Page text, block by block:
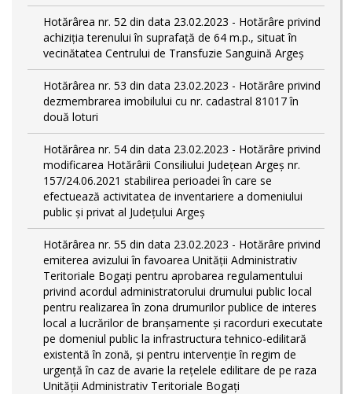
Hotărârea nr. 52 din data 23.02.2023 - Hotărâre privind
achiziția terenului în suprafață de 64 m.p., situat în
vecinătatea Centrului de Transfuzie Sanguină Argeș
Hotărârea nr. 53 din data 23.02.2023 - Hotărâre privind
dezmembrarea imobilului cu nr. cadastral 81017 în
două loturi
Hotărârea nr. 54 din data 23.02.2023 - Hotărâre privind
modificarea Hotărârii Consiliului Județean Argeș nr.
157/24.06.2021 stabilirea perioadei în care se
efectuează activitatea de inventariere a domeniului
public şi privat al Judeţului Argeş
Hotărârea nr. 55 din data 23.02.2023 - Hotărâre privind
emiterea avizului în favoarea Unității Administrativ
Teritoriale Bogați pentru aprobarea regulamentului
privind acordul administratorului drumului public local
pentru realizarea în zona drumurilor publice de interes
local a lucrărilor de branșamente și racorduri executate
pe domeniul public la infrastructura tehnico-edilitară
existentă în zonă, și pentru intervenție în regim de
urgență în caz de avarie la rețelele edilitare de pe raza
Unității Administrativ Teritoriale Bogați